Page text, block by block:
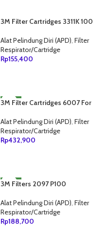
3M Filter Cartridges 3311K 100
Alat Pelindung Diri (APD) Filter
Respirator/Cartridge
Rp155,400
NEW
3M Filter Cartridges 6007 For
Gas
Alat Pelindung Diri (APD), Filter
Respirator/Cartridge
Rp432,900
NEW
3M Filters 2097 P100
Alat Pelindung Diri (APD), Filter
Respirator/Cartridge
Rp188,700